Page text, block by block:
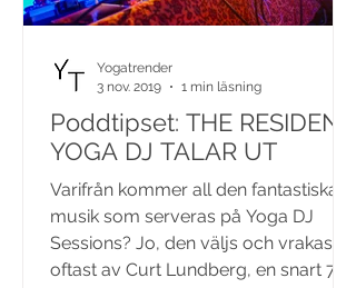
Poddtipset: THE RESIDENT
YOGA DJ TALAR UT
Varifrån kommer all den fantastiska
musik som serveras på Yoga DJ
Sessions? Jo, den väljs och vrakas
oftast av Curt Lundberg, en snart 70-
Yogatrender
3 nov. 2019
1 min läsning